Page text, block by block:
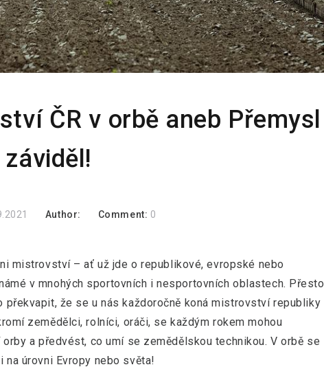
ČR v orbě aneb Přemysl
Author: Comment: 0
mistrovství – ať už jde o republikové, evropské nebo
v mnohých sportovních i nesportovních oblastech. Přesto
překvapit, že se u nás každoročně koná mistrovství republiky
zemědělci, rolníci, oráči, se každým rokem mohou
a předvést, co umí se zemědělskou technikou. V orbě se
na úrovni Evropy nebo světa!